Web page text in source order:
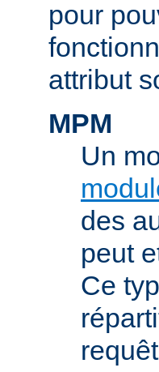
pour
attribut
MPM
Un
des
peut
Ce